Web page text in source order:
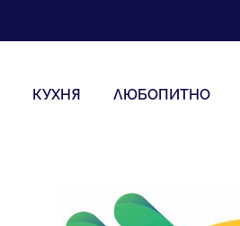
КУХНЯ ЛЮБОПИТНО